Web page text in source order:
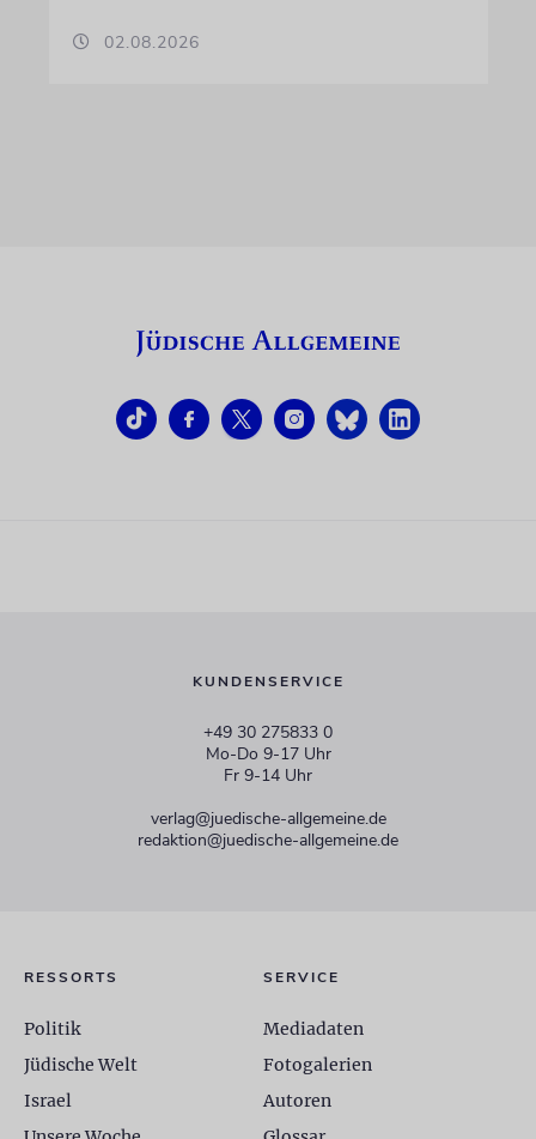
02.08.2026
KUNDENSERVICE
+49 30 275833 0
Mo-Do 9-17 Uhr
Fr 9-14 Uhr
verlag@juedische-allgemeine.de
redaktion@juedische-allgemeine.de
RESSORTS
Politik
Jüdische Welt
Israel
SERVICE
Mediadaten
Fotogalerien
Autoren